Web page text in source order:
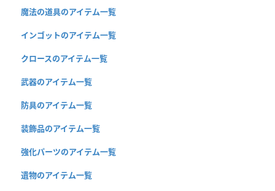
魔法の道具のアイテム一覧
インゴットのアイテム一覧
クロースのアイテム一覧
武器のアイテム一覧
防具のアイテム一覧
装飾品のアイテム一覧
強化パーツのアイテム一覧
遺物のアイテム一覧